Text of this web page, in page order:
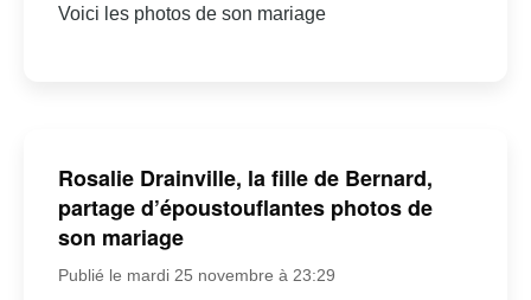
Voici les photos de son mariage
Rosalie Drainville, la fille de Bernard,
partage d’époustouflantes photos de
son mariage
Publié le mardi 25 novembre à 23:29